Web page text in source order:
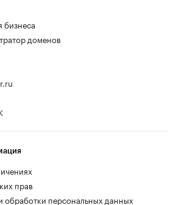
бизнеса
доменов
прав
обработки персональных данных